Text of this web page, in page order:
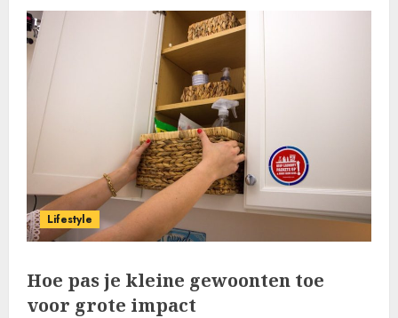
Lifestyle
Hoe pas je kleine gewoonten toe
voor grote impact